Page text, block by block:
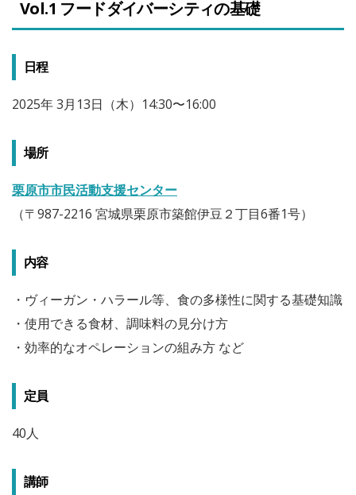
Vol.1 フードダイバーシティの基礎
日程
2025年 3月13日（木）14:30〜16:00
場所
栗原市市民活動支援センター
（〒987-2216 宮城県栗原市築館伊豆２丁目6番1号）
内容
・ヴィーガン・ハラール等、食の多様性に関する基礎知識
・使用できる食材、調味料の見分け方
・効率的なオペレーションの組み方 など
定員
40人
講師